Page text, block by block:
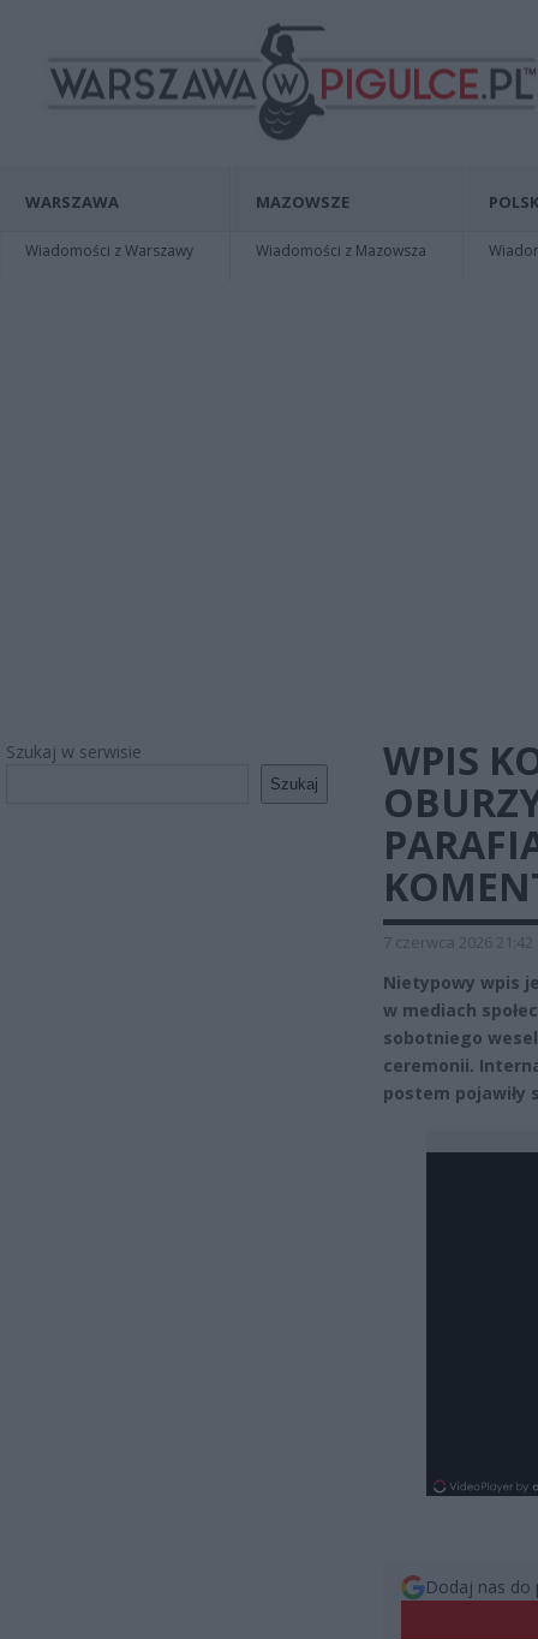
WARSZAWA
Wiadomości z Warszawy
MAZOWSZE
Wiadomości z Mazowsza
Szukaj w serwisie
Szukaj
WPIS
7 czerwca 2026 21:42
Nietypowy wpis
w mediach
sobotniego
ceremonii.
postem pojawiły
Dodaj nas do